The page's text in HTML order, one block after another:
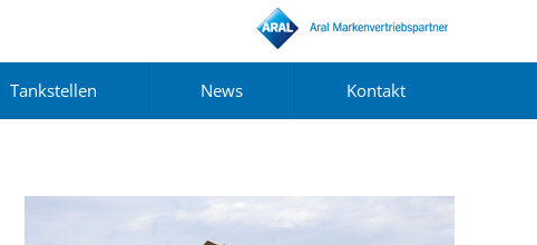
Tankstellen News Kontakt